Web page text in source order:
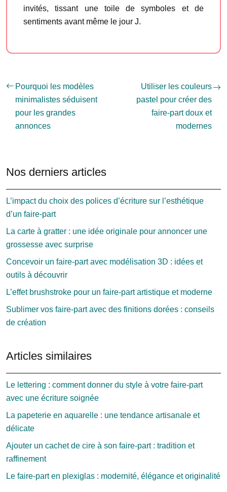
invités, tissant une toile de symboles et de
sentiments avant même le jour J.
Pourquoi les modèles
minimalistes séduisent
pour les grandes
annonces
Utiliser les couleurs
pastel pour créer des
faire-part doux et
modernes
Nos derniers articles
L’impact du choix des polices d’écriture sur l’esthétique
d’un faire-part
La carte à gratter : une idée originale pour annoncer une
grossesse avec surprise
Concevoir un faire-part avec modélisation 3D : idées et
outils à découvrir
L’effet brushstroke pour un faire-part artistique et moderne
Sublimer vos faire-part avec des finitions dorées : conseils
de création
Articles similaires
Le lettering : comment donner du style à votre faire-part
avec une écriture soignée
La papeterie en aquarelle : une tendance artisanale et
délicate
Ajouter un cachet de cire à son faire-part : tradition et
raffinement
Le faire-part en plexiglas : modernité, élégance et originalité